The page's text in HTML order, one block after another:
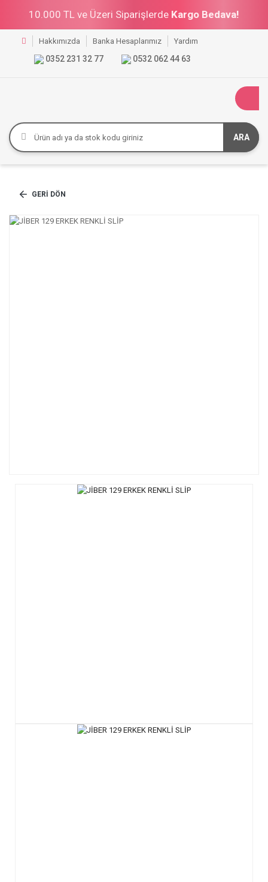
10.000 TL ve Üzeri Siparişlerde Kargo Bedava!
Hakkımızda Banka Hesaplarımız Yardım
0352 231 32 77 0532 062 44 63
ARA
GERI DÖN